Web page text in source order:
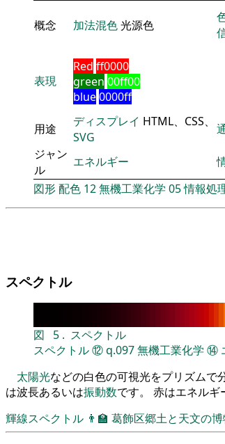
概念 加法混色光源色
表現
Red ff0000
green 00ff00
blue0000ff
用途
ディスプレイ HTML、CSS、
SVG
ジャン
ル
エネルギー
図形配色 12無機工業化学 05情報処
スペクトル
図 5 . スペクトル
スペクトル⑫q.097無機工業化学 ⑭
太陽光などの白色の可視光をプリズムで
は波長あるいは振動数です。 赤はエネルギ
輝線スペクトル 👨‍🏫 葛飾区郷土と天文の